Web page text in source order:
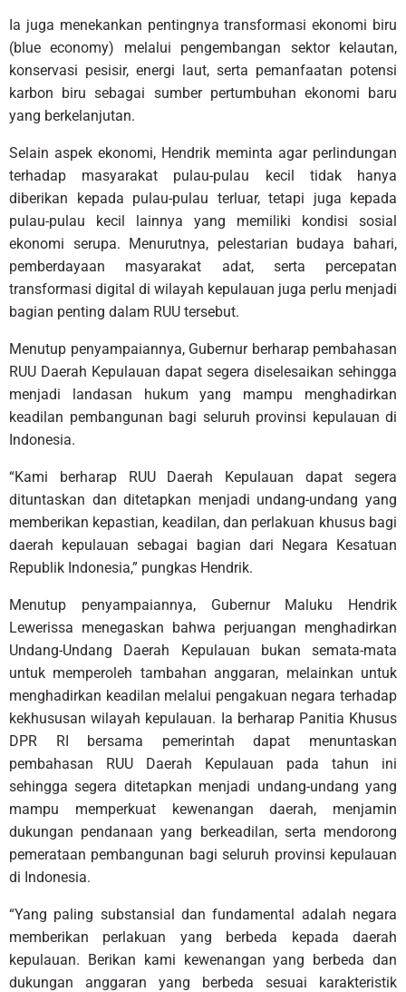
Ia juga menekankan pentingnya transformasi ekonomi biru
(blue economy) melalui pengembangan sektor kelautan,
konservasi pesisir, energi laut, serta pemanfaatan potensi
karbon biru sebagai sumber pertumbuhan ekonomi baru
yang berkelanjutan.
Selain aspek ekonomi, Hendrik meminta agar perlindungan
terhadap masyarakat pulau-pulau kecil tidak hanya
diberikan kepada pulau-pulau terluar, tetapi juga kepada
pulau-pulau kecil lainnya yang memiliki kondisi sosial
ekonomi serupa. Menurutnya, pelestarian budaya bahari,
pemberdayaan masyarakat adat, serta percepatan
transformasi digital di wilayah kepulauan juga perlu menjadi
bagian penting dalam RUU tersebut.
Menutup penyampaiannya, Gubernur berharap pembahasan
RUU Daerah Kepulauan dapat segera diselesaikan sehingga
menjadi landasan hukum yang mampu menghadirkan
keadilan pembangunan bagi seluruh provinsi kepulauan di
Indonesia.
“Kami berharap RUU Daerah Kepulauan dapat segera
dituntaskan dan ditetapkan menjadi undang-undang yang
memberikan kepastian, keadilan, dan perlakuan khusus bagi
daerah kepulauan sebagai bagian dari Negara Kesatuan
Republik Indonesia,” pungkas Hendrik.
Menutup penyampaiannya, Gubernur Maluku Hendrik
Lewerissa menegaskan bahwa perjuangan menghadirkan
Undang-Undang Daerah Kepulauan bukan semata-mata
untuk memperoleh tambahan anggaran, melainkan untuk
menghadirkan keadilan melalui pengakuan negara terhadap
kekhususan wilayah kepulauan. Ia berharap Panitia Khusus
DPR RI bersama pemerintah dapat menuntaskan
pembahasan RUU Daerah Kepulauan pada tahun ini
sehingga segera ditetapkan menjadi undang-undang yang
mampu memperkuat kewenangan daerah, menjamin
dukungan pendanaan yang berkeadilan, serta mendorong
pemerataan pembangunan bagi seluruh provinsi kepulauan
di Indonesia.
“Yang paling substansial dan fundamental adalah negara
memberikan perlakuan yang berbeda kepada daerah
kepulauan. Berikan kami kewenangan yang berbeda dan
dukungan anggaran yang berbeda sesuai karakteristik